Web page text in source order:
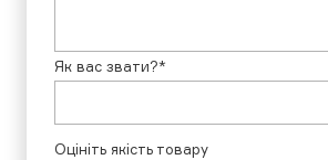
Як вас звати?*
Оцініть якість товару